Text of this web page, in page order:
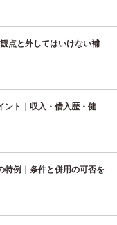
点と外してはいけない補
ント｜収入・借入歴・健
特例｜条件と併用の可否を